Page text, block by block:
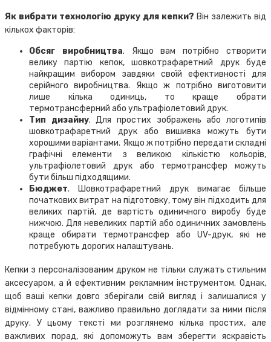
Як вибрати технологію друку для кепки? Він залежить від
кількох факторів:
Обсяг виробництва. Якщо вам потрібно створити
велику партію кепок, шовкотрафаретний друк буде
найкращим вибором завдяки своїй ефективності для
серійного виробництва. Якщо ж потрібно виготовити
лише кілька одиниць, то краще обрати
термотрансферний або ультрафіолетовий друк.
Тип дизайну. Для простих зображень або логотипів
шовкотрафаретний друк або вишивка можуть бути
хорошими варіантами. Якщо ж потрібно передати складні
графічні елементи з великою кількістю кольорів,
ультрафіолетовий друк або термотрансфер можуть
бути більш підходящими.
Бюджет. Шовкотрафаретний друк вимагає більше
початкових витрат на підготовку, тому він підходить для
великих партій, де вартість одиничного виробу буде
нижчою. Для невеликих партій або одиничних замовлень
краще обирати термотрансфер або UV-друк, які не
потребують дорогих налаштувань.
Кепки з персоналізованим друком не тільки служать стильним
аксесуаром, а й ефективним рекламним інструментом. Однак,
щоб ваші кепки довго зберігали свій вигляд і залишалися у
відмінному стані, важливо правильно доглядати за ними після
друку. У цьому тексті ми розглянемо кілька простих, але
важливих порад, які допоможуть вам зберегти яскравість